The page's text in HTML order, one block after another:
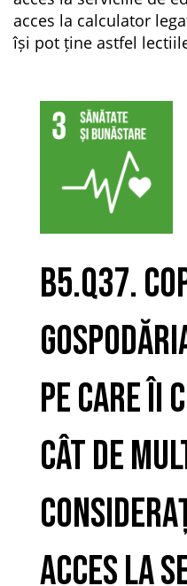
acces la calculator
își pot ține astfel
B5.Q37.
pe care îi
cât de
acces la